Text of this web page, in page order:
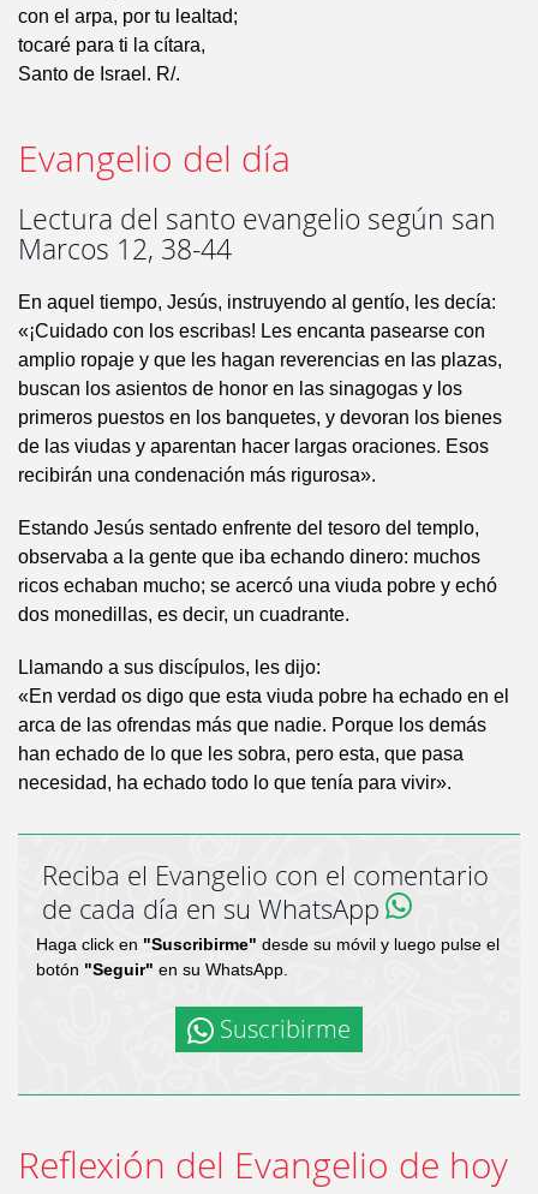
con el arpa, por tu lealtad;
tocaré para ti la cítara,
Santo de Israel. R/.
Evangelio del día
Lectura del santo evangelio según san
Marcos 12, 38-44
En aquel tiempo, Jesús, instruyendo al gentío, les decía:
«¡Cuidado con los escribas! Les encanta pasearse con
amplio ropaje y que les hagan reverencias en las plazas,
buscan los asientos de honor en las sinagogas y los
primeros puestos en los banquetes, y devoran los bienes
de las viudas y aparentan hacer largas oraciones. Esos
recibirán una condenación más rigurosa».
Estando Jesús sentado enfrente del tesoro del templo,
observaba a la gente que iba echando dinero: muchos
ricos echaban mucho; se acercó una viuda pobre y echó
dos monedillas, es decir, un cuadrante.
Llamando a sus discípulos, les dijo:
«En verdad os digo que esta viuda pobre ha echado en el
arca de las ofrendas más que nadie. Porque los demás
han echado de lo que les sobra, pero esta, que pasa
necesidad, ha echado todo lo que tenía para vivir».
Reciba el Evangelio con el comentario
de cada día en su WhatsApp
Haga click en "Suscribirme" desde su móvil y luego pulse el
botón "Seguir" en su WhatsApp.
Suscribirme
Reflexión del Evangelio de hoy